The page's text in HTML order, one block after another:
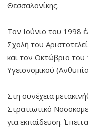
Θεσσαλονίκης.
Τον Ιούνιο του 1998
Σχολή του
και τον Οκτώβριο
Υγειονομικού
Στη συνέχεια
Στρατιωτικό
για εκπαίδευση.